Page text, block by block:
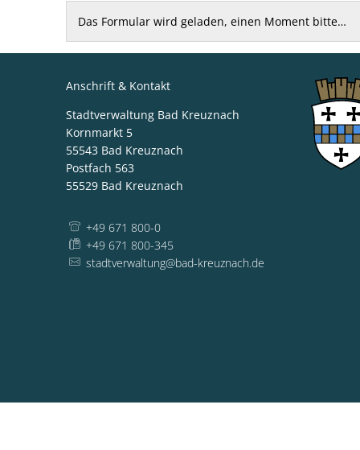
FeedbackDas Formular wird geladen, einen Moment bitte…
Anschrift & Kontakt
Stadtverwaltung Bad Kreuznach
Kornmarkt 5
55543 Bad Kreuznach
Postfach 563
55529 Bad Kreuznach
+49 671 800-0
+49 671 800-345
stadtverwaltung@bad-kreuznach.de